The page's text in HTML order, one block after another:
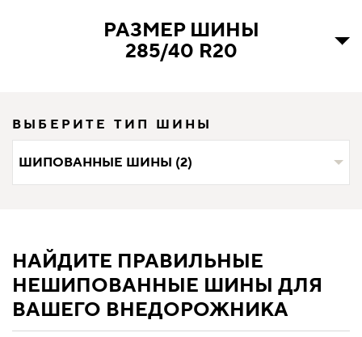
РАЗМЕР ШИНЫ
285/40 R20
ВЫБЕРИТЕ ТИП ШИНЫ
ШИПОВАННЫЕ ШИНЫ (2)
НАЙДИТЕ ПРАВИЛЬНЫЕ
НЕШИПОВАННЫЕ ШИНЫ ДЛЯ
ВАШЕГО ВНЕДОРОЖНИКА